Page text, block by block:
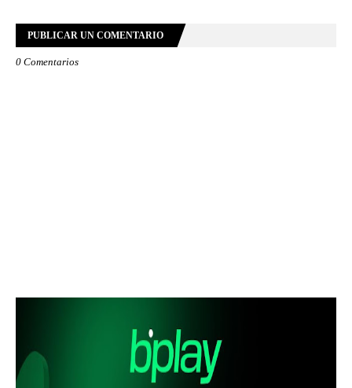
PUBLICAR UN COMENTARIO
0 Comentarios